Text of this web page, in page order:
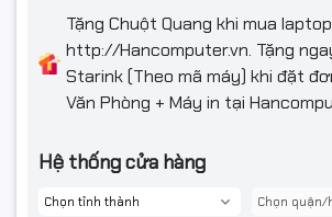
Tặng Chuột Quang khi mua
http://Hancomputer.vn. Tặng
Starink (Theo mã máy) khi đặt
Văn Phòng + Máy in tại
Hệ thống cửa hàng
300dpi 60ppm
Giao diện SCSI-III / USB 2.0 tốc độ cao
Trình điều
khiển quét
ISIS / TWAIN